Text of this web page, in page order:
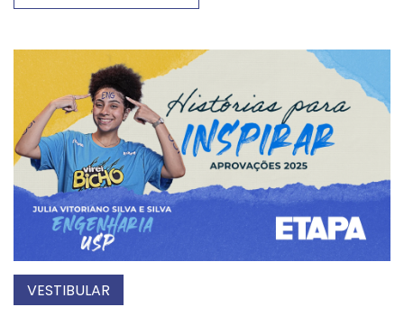
VESTIBULAR